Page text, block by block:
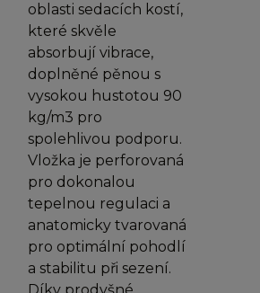
oblasti sedacích kostí,
které skvěle
absorbují vibrace,
doplněné pěnou s
vysokou hustotou 90
kg/m3 pro
spolehlivou podporu.
Vložka je perforovaná
pro dokonalou
tepelnou regulaci a
anatomicky tvarovaná
pro optimální pohodlí
a stabilitu při sezení.